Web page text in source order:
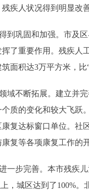
疾人状况得到明显改
巩固和加强。市及区
了重要作用。残疾人
面积达3万平方米，
不断拓展。建立并完
质的变化和较大飞跃
康复达标窗口单位。
复等各项康复工作的
步完善。本市残疾儿
，城区达到了100%